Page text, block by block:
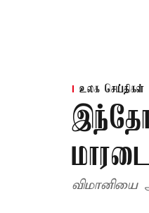
உலக செய்திகள்
விமானியை